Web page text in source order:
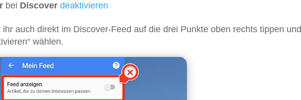
bei Discover deaktivieren
auch direkt im Discover-Feed auf die drei Punkte oben rechts tippen und
wählen.